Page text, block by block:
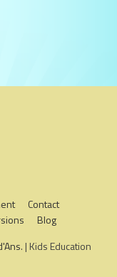
Contact
Blog
. | Kids Education